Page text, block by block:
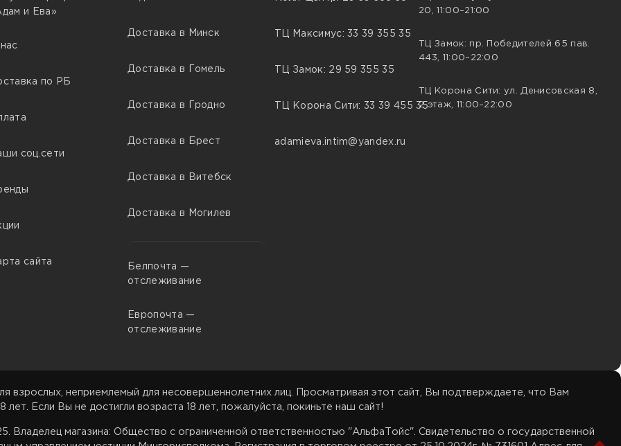
и Ева»
по РБ
соц.сети
сайта
Доставка в Минск
Доставка в Гомель
Доставка в Гродно
Доставка в Брест
Доставка в Витебск
Доставка в Могилев
Белпочта —
отслеживание
Европочта —
отслеживание
ТЦ Максимус: 33 39 355 35
ТЦ Замок: 29 59 355 35
ТЦ Корона Сити: 33 39 455 35
adamieva.intim@yandex.ru
20, 11:00–21:00
ТЦ Замок: пр. Победителей 65 пав.
443, 11:00–22:00
ТЦ Корона Сити: ул. Денисовская 8,
2 этаж, 11:00–22:00
взрослых, неприемлемый для несовершеннолетних лиц. Просматривая этот сайт, Вы подтверждаете, что Вам
лет. Если Вы не достигли возраста 18 лет, пожалуйста, покиньте наш сайт!
Владелец магазина: Общество с ограниченной ответственностью "АльфаТойс". Свидетельство о государственной